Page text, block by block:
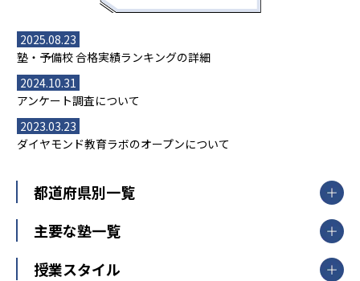
2025.08.23
塾・予備校 合格実績ランキングの詳細
2024.10.31
アンケート調査について
2023.03.23
ダイヤモンド教育ラボのオープンについて
都道府県別一覧
北海道・東北
山形県
福島県
主要な塾一覧
【掲載塾一覧を見る】
授業スタイル